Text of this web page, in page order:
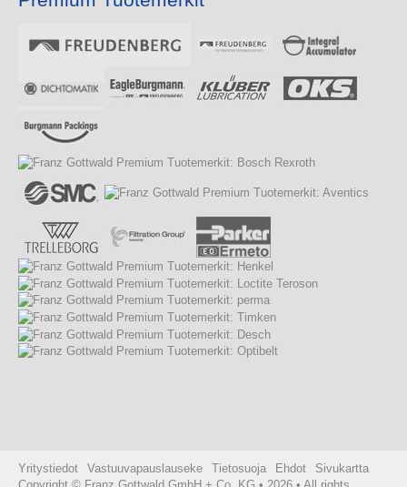
Yritystiedot Vastuuvapauslauseke Tietosuoja Ehdot
Sivukartta